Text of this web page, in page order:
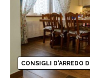
CONSIGLI D'ARREDO